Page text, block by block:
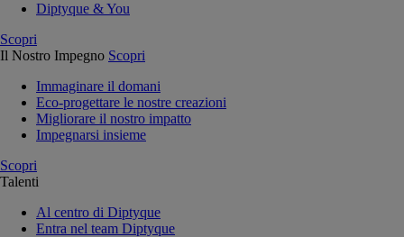
Diptyque & You
Scopri
Il Nostro Impegno Scopri
Immaginare il domani
Eco-progettare le nostre creazioni
Migliorare il nostro impatto
Impegnarsi insieme
Scopri
Talenti
Al centro di Diptyque
Entra nel team Diptyque